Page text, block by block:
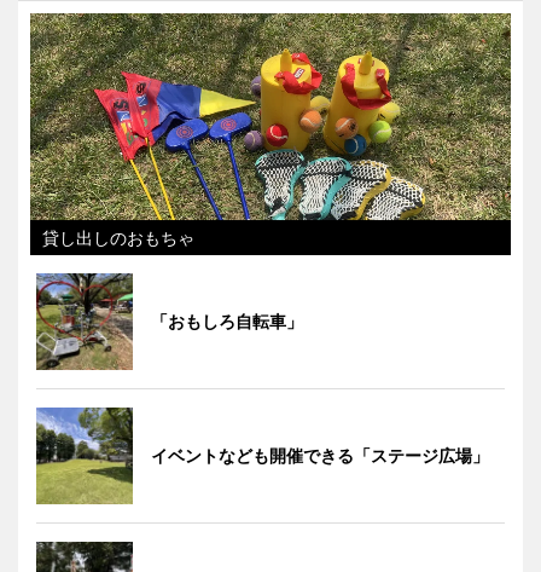
貸し出しのおもちゃ
「おもしろ自転車」
イベントなども開催できる「ステージ広場」